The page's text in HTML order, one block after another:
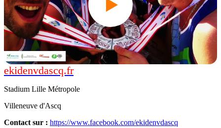
Édition 2018
ekidenvdascq.fr
Stadium Lille Métropole
Villeneuve d'Ascq
Contact sur : https://www.facebook.com/ekidenvdascq